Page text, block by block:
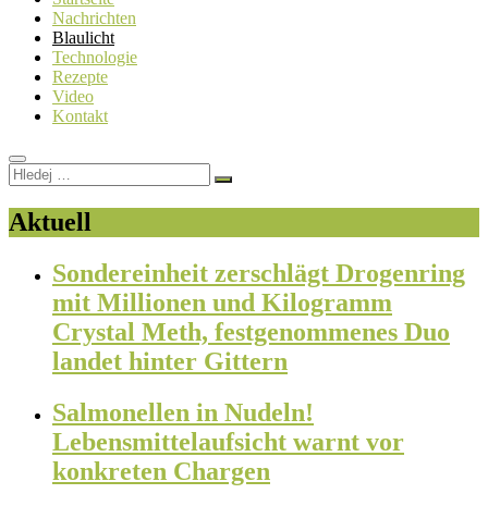
Nachrichten
Blaulicht
Technologie
Rezepte
Video
Kontakt
Hledej
…
Aktuell
Sondereinheit zerschlägt Drogenring
mit Millionen und Kilogramm
Crystal Meth, festgenommenes Duo
landet hinter Gittern
Salmonellen in Nudeln!
Lebensmittelaufsicht warnt vor
konkreten Chargen